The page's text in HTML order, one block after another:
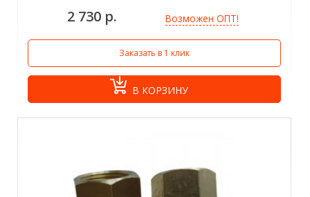
2 730 р. Возможен ОПТ!
Заказать в 1 клик
В КОРЗИНУ